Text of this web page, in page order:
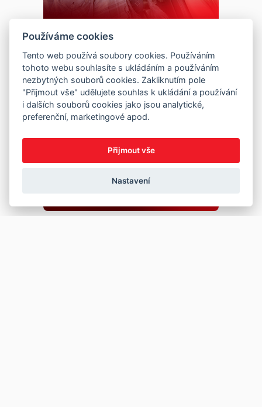
Používáme cookies
Tento web používá soubory cookies. Používáním
tohoto webu souhlasíte s ukládáním a používáním
nezbytných souborů cookies. Zakliknutím pole
"Přijmout vše" udělujete souhlas k ukládání a používání
i dalších souborů cookies jako jsou analytické,
preferenční, marketingové apod.
Přijmout vše
Nastavení